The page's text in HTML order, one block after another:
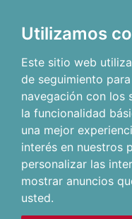
Utilizamos
Este sitio web
de seguimiento
navegación con los
la funcionalidad
una mejor
interés en nuestros
personalizar las
mostrar anuncios
usted.